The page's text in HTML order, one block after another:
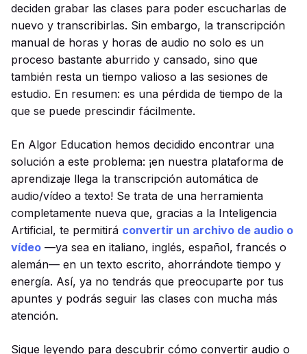
deciden grabar las clases para poder escucharlas de
nuevo y transcribirlas. Sin embargo, la transcripción
manual de horas y horas de audio no solo es un
proceso bastante aburrido y cansado, sino que
también resta un tiempo valioso a las sesiones de
estudio. En resumen: es una pérdida de tiempo de la
que se puede prescindir fácilmente.
En Algor Education hemos decidido encontrar una
solución a este problema: ¡en nuestra plataforma de
aprendizaje llega la transcripción automática de
audio/vídeo a texto! Se trata de una herramienta
completamente nueva que, gracias a la Inteligencia
Artificial, te permitirá convertir un archivo de audio o
vídeo —ya sea en italiano, inglés, español, francés o
alemán— en un texto escrito, ahorrándote tiempo y
energía. Así, ya no tendrás que preocuparte por tus
apuntes y podrás seguir las clases con mucha más
atención.
Sigue leyendo para descubrir cómo convertir audio o